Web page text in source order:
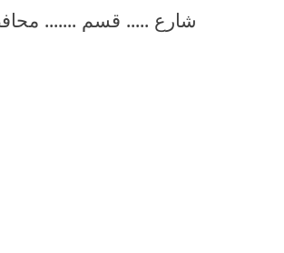
شارع ..... قسم .......